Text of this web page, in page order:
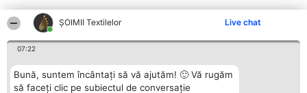
ȘOIMII Textilelor Live chat
07:22
Bună, suntem încântați să vă ajutăm! 🙂 Vă rugăm
să faceți clic pe subiectul de conversație